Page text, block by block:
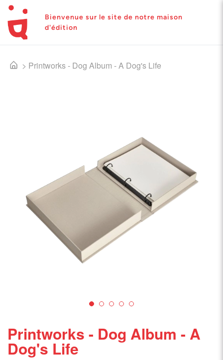
Bienvenue sur le site de notre maison
d'édition
> Printworks - Dog Album - A Dog's Life
Printworks - Dog Album - A
Dog's Life